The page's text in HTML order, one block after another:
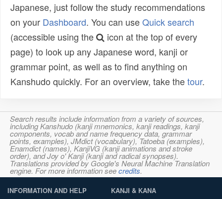
Japanese, just follow the study recommendations
on your Dashboard. You can useQuick search
(accessible using the
icon at the top of every
page) to look up any Japanese word, kanji or
grammar point, as well as to find anything on
Kanshudo quickly. For an overview, take thetour.
Search results include information from a variety of sources,
including Kanshudo (kanji mnemonics, kanji readings, kanji
components, vocab and name frequency data, grammar
points, examples), JMdict (vocabulary), Tatoeba (examples),
Enamdict (names), KanjiVG (kanji animations and stroke
order), and Joy o' Kanji (kanji and radical synopses).
Translations provided by Google's Neural Machine Translation
engine. For more information seecredits.
INFORMATION AND HELP KANJI & KANA